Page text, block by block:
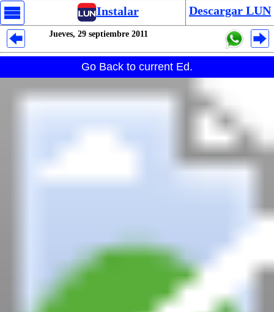
Instalar Descargar LUN
Jueves, 29 septiembre 2011
Go Back to current Ed.
Despliegues Analytics
Despliegues Totales
Despliegues por Rubros